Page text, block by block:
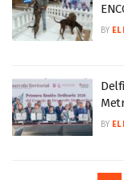
BY EL
BY EL